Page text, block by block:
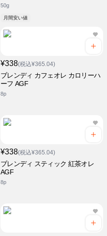
50g
月間安い値
¥338(税込¥365.04)
ブレンディ カフェオレ カロリーハ
ーフ AGF
8p
¥338(税込¥365.04)
ブレンディ スティック 紅茶オレ
AGF
8p